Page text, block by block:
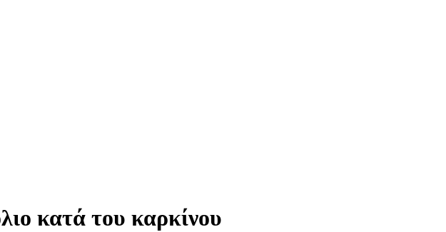
κατά του καρκίνου